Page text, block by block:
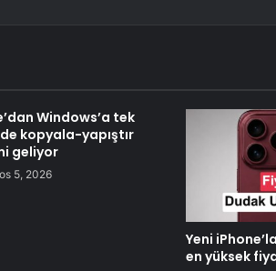
Windows’a tek
kopyala-yapıştır
geliyor
5, 2026
Yeni
en yüksek